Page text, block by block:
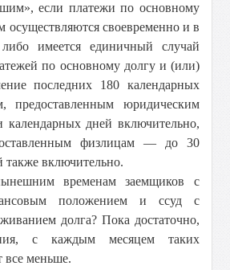
если платежи по основному
осуществляются своевременно и в
имеется единичный случай
по основному долгу и (или)
последних 180 календарных
предоставленным юридическим
дней включительно,
физлицам — до 30
также включительно.
временам заемщиков с
положением и ссуд с
долга? Пока достаточно,
с каждым месяцем таких
все меньше.